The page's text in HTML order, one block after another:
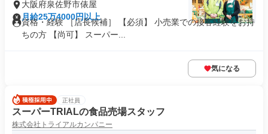
大阪府泉佐野市俵屋
月給25万4000円以上
資格・経験 ［店長候補］ 【必須】 小売業での接客経験をお持
ちの方 【尚可】 スーパー...
気になる
正社員
スーパーTRIALの食品売場スタッフ
株式会社トライアルカンパニー